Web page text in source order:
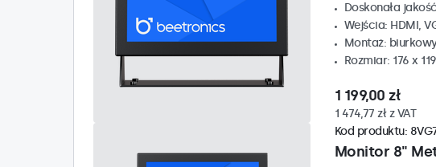
Doskonała
Wejścia: HDMI,
Montaż:
Rozmiar: 176 x
1 199,00 zł
1 474,77 zł z VAT
Monitor 8"
Kod produktu: